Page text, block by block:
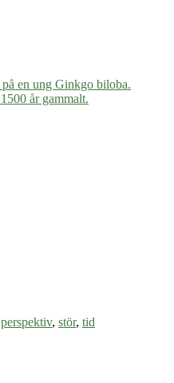
perspektiv, stör, tid